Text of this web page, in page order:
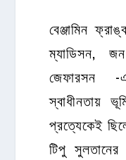
বেঞ্জামিন
ম্যাডিসন,
জেফারসন -
স্বাধীনতায়
প্রত্যেকেই
টিপু সুলতানের